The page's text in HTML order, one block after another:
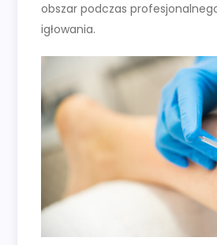
obszar podczas
igłowania.